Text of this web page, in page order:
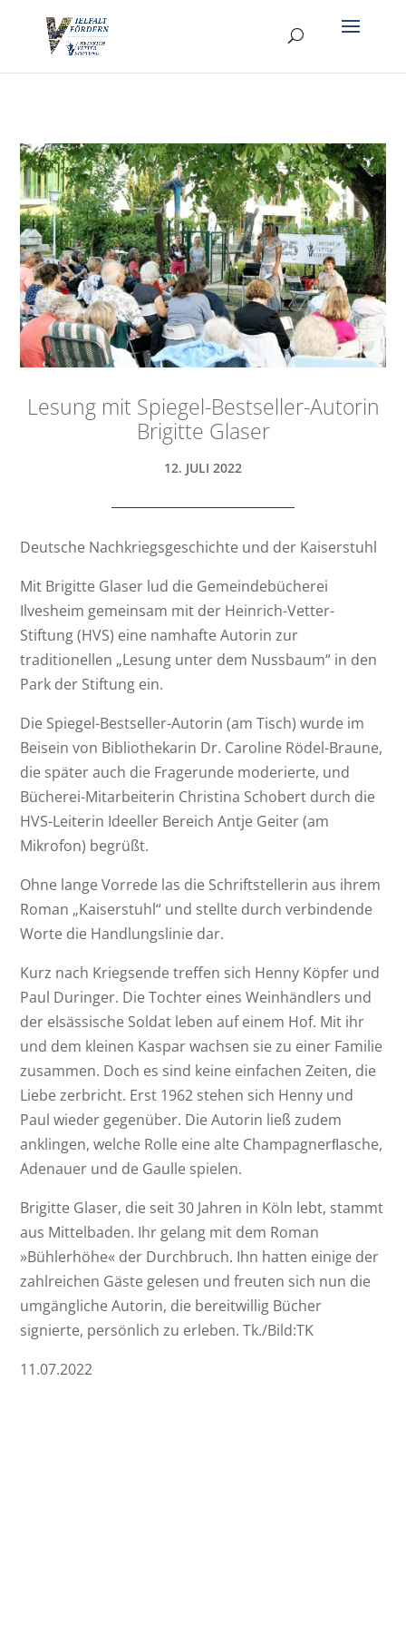
Lesung mit Spiegel-Bestseller-Autorin
Brigitte Glaser
12. JULI 2022
Deutsche Nachkriegsgeschichte und der Kaiserstuhl
Mit Brigitte Glaser lud die Gemeindebücherei
Ilvesheim gemeinsam mit der Heinrich-Vetter-
Stiftung (HVS) eine namhafte Autorin zur
traditionellen „Lesung unter dem Nussbaum“ in den
Park der Stiftung ein.
Die Spiegel-Bestseller-Autorin (am Tisch) wurde im
Beisein von Bibliothekarin Dr. Caroline Rödel-Braune,
die später auch die Fragerunde moderierte, und
Bücherei-Mitarbeiterin Christina Schobert durch die
HVS-Leiterin Ideeller Bereich Antje Geiter (am
Mikrofon) begrüßt.
Ohne lange Vorrede las die Schriftstellerin aus ihrem
Roman „Kaiserstuhl“ und stellte durch verbindende
Worte die Handlungslinie dar.
Kurz nach Kriegsende treffen sich Henny Köpfer und
Paul Duringer. Die Tochter eines Weinhändlers und
der elsässische Soldat leben auf einem Hof. Mit ihr
und dem kleinen Kaspar wachsen sie zu einer Familie
zusammen. Doch es sind keine einfachen Zeiten, die
Liebe zerbricht. Erst 1962 stehen sich Henny und
Paul wieder gegenüber. Die Autorin ließ zudem
anklingen, welche Rolle eine alte Champagnerﬂasche,
Adenauer und de Gaulle spielen.
Brigitte Glaser, die seit 30 Jahren in Köln lebt, stammt
aus Mittelbaden. Ihr gelang mit dem Roman
»Bühlerhöhe« der Durchbruch. Ihn hatten einige der
zahlreichen Gäste gelesen und freuten sich nun die
umgängliche Autorin, die bereitwillig Bücher
signierte, persönlich zu erleben. Tk./Bild:TK
11.07.2022